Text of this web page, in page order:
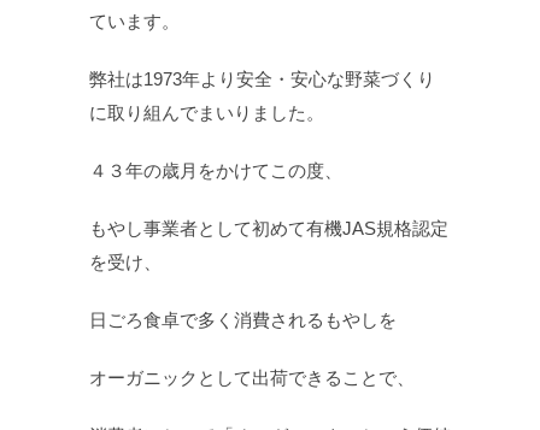
ています。
弊社は1973年より安全・安心な野菜づくり
に取り組んでまいりました。
４３年の歳月をかけてこの度、
もやし事業者として初めて有機JAS規格認定
を受け、
日ごろ食卓で多く消費されるもやしを
オーガニックとして出荷できることで、